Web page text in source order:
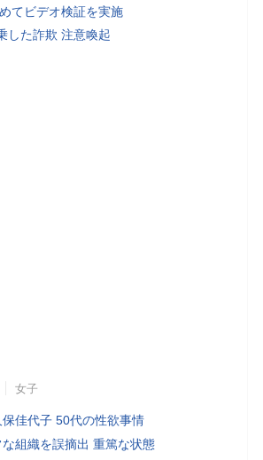
てビデオ検証を実施
した詐欺 注意喚起
女子
保佳代子 50代の性欲事情
な組織を誤摘出 重篤な状態